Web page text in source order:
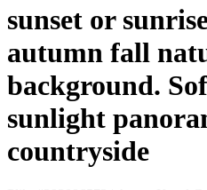
sunset or
autumn fall
background.
sunlight
countryside